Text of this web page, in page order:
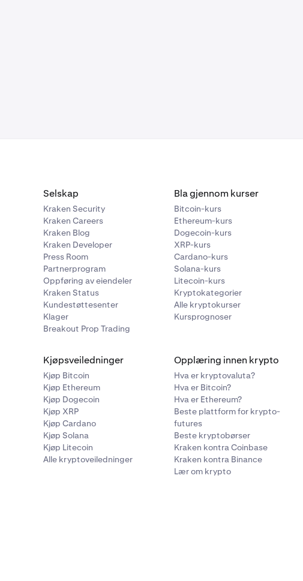
Selskap
Kraken Security
Kraken Careers
Kraken Blog
Kraken Developer
Press Room
Partnerprogram
Oppføring av eiendeler
Kraken Status
Kundestøttesenter
Klager
Breakout Prop Trading
Bla gjennom kurser
Bitcoin-kurs
Ethereum-kurs
Dogecoin-kurs
XRP-kurs
Cardano-kurs
Solana-kurs
Litecoin-kurs
Kryptokategorier
Alle kryptokurser
Kursprognoser
Kjøpsveiledninger
Kjøp Bitcoin
Kjøp Ethereum
Kjøp Dogecoin
Kjøp XRP
Kjøp Cardano
Kjøp Solana
Kjøp Litecoin
Alle kryptoveiledninger
Opplæring innen krypto
Hva er kryptovaluta?
Hva er Bitcoin?
Hva er Ethereum?
Beste plattform for krypto-
futures
Beste kryptobørser
Kraken kontra Coinbase
Kraken kontra Binance
Lær om krypto